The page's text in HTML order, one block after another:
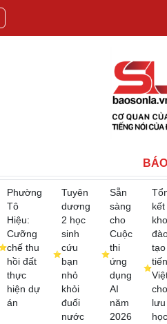
Phường
Tô
Hiệu:
Cưỡng
chế thu
hồi đất
thực
hiện dự
án
Tuyên
dương
2 học
sinh
cứu
bạn
nhỏ
khỏi
đuối
nước
Sẵn
sàng
cho
Cuộc
thi
ứng
dụng
AI
năm
2026
kết
tạo
cho
lưu
học